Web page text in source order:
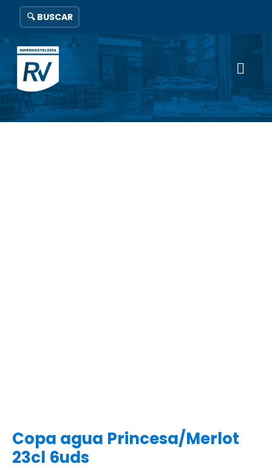
🔍 BUSCAR
Copa agua Princesa/Merlot
23cl 6uds